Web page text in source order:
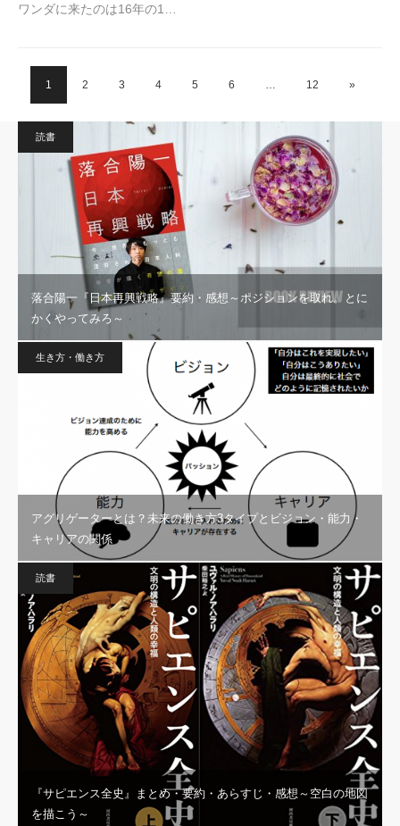
ワンダに来たのは16年の1…
1 2 3 4 5 6 … 12 »
読書
落合陽一『日本再興戦略』要約・感想～ポジションを取れ。とに
かくやってみろ～
生き方・働き方
アグリゲーターとは？未来の働き方3タイプとビジョン・能力・
キャリアの関係
読書
『サピエンス全史』まとめ・要約・あらすじ・感想～空白の地図
を描こう～